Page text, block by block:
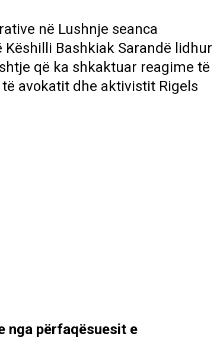
në Lushnje seanca
Bashkiak Sarandë lidhur
që ka shkaktuar reagime të
avokatit dhe aktivistit Rigels
nga përfaqësuesit e